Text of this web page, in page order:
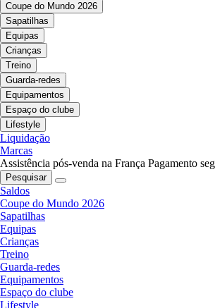
Coupe do Mundo 2026
Sapatilhas
Equipas
Crianças
Treino
Guarda-redes
Equipamentos
Espaço do clube
Lifestyle
Liquidação
Marcas
Assistência pós-venda na França Pagamento
Pesquisar
Saldos
Coupe do Mundo 2026
Sapatilhas
Equipas
Crianças
Treino
Guarda-redes
Equipamentos
Espaço do clube
Lifestyle